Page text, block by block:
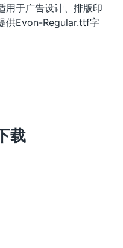
用于广告设计、排版印
供Evon-Regular.ttf字
载